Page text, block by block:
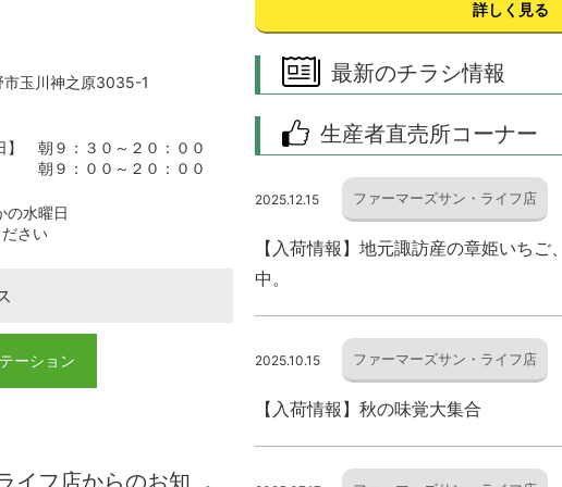
玉川神之原3035-1
】 朝９：３０～２０：００
９：００～２０：００
の水曜日
さい
ーション
詳しく見る
最新のチラシ情報
生産者直売所コーナー
2025.12.15 ファーマーズサン・ライフ店
【入荷情報】地元諏訪産の章姫いち
中。
2025.10.15 ファーマーズサン・ライフ店
【入荷情報】秋の味覚大集合